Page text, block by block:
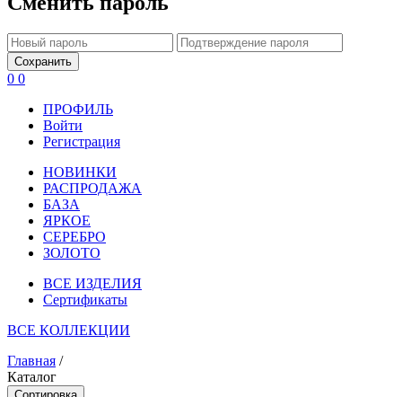
Сохранить
0 0
ПРОФИЛЬ
Войти
Регистрация
НОВИНКИ
РАСПРОДАЖА
БАЗА
ЯРКОЕ
СЕРЕБРО
ЗОЛОТО
ВСЕ ИЗДЕЛИЯ
Сертификаты
ВСЕ КОЛЛЕКЦИИ
Главная /
Каталог